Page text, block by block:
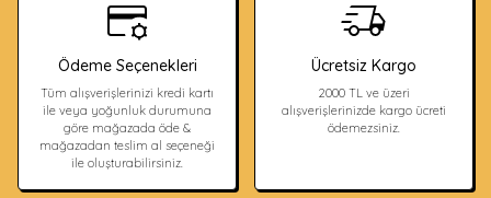
Ödeme Seçenekleri
Tüm alışverişlerinizi kredi kartı
ile veya yoğunluk durumuna
göre mağazada öde &
mağazadan teslim al seçeneği
ile oluşturabilirsiniz.
Ücretsiz Kargo
2000 TL ve üzeri
alışverişlerinizde kargo ücreti
ödemezsiniz.